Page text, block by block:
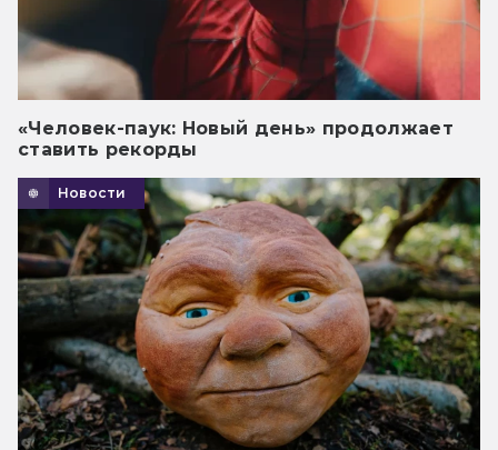
«Человек-паук: Новый день» продолжает
ставить рекорды
Новости